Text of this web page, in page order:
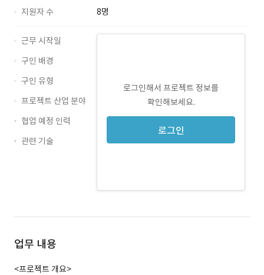
지원자 수
8명
로그인해서 프로젝트 정보를
확인해보세요.
로그인
근무 시작일
구인 배경
구인 유형
프로젝트 산업 분야
협업 예정 인력
관련 기술
JavaScript · 경력 무관
업무 내용
<프로젝트 개요>